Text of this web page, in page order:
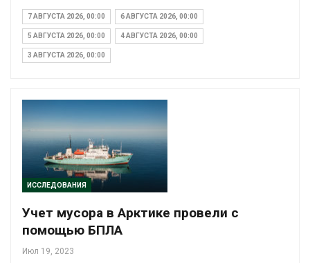
7 АВГУСТА 2026, 00:00 6 АВГУСТА 2026, 00:00
5 АВГУСТА 2026, 00:00 4 АВГУСТА 2026, 00:00
3 АВГУСТА 2026, 00:00
ИССЛЕДОВАНИЯ
Учет мусора в Арктике провели с
помощью БПЛА
Июл 19, 2023